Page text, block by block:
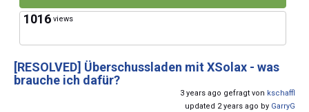
1016 views
[RESOLVED] Überschussladen mit XSolax - was
brauche ich dafür?
3 years ago gefragt von kschaffl
updated 2 years ago by GarryG